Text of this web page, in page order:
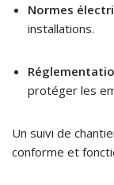
Normes
installations.
protéger les
Un suivi de
conforme et